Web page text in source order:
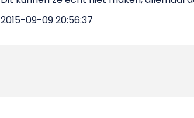
2015-09-09 20:56:37